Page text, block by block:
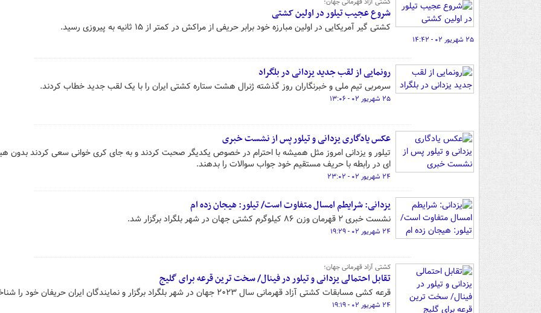
شروع عجیب تیلور در اولین کشتی
کشتی گیر آمریکایی در اولین مبارزه خود برابر حریفی از مراکش در کمتر از ۱۵ ثانیه به پیروزی رسید.
۲۵ شهریور ۰۲ - ۱۴:۴۲
رونمایی از لقب جدید یزدانی در بلگراد
سرمربی تیم ملی و خبرنگاران روز گذشته ژنرال هشت ستاره کشتی ایران را با یک لقب جدید خطاب کردند.
۲۵ شهریور ۰۲ - ۱۳:۰۶
عکس یادگاری یزدانی و تیلور پس از نشست خبری
تیلور و یزدانی امروز مثل همیشه با احترام در خصوص یکدیگر صحبت کردند و به جای کری خوانی سعی کردند بدون
ای در رابطه با حریف مستقیم خود جواب سوالات را بدهند.
۲۴ شهریور ۰۲ - ۲۳:۰۲
یزدانی: شرایطم امسال متفاوت است/ تیلور: هیجان زده ام
نشست خبری ۲ قهرمان وزن ۸۶ کیلوگرم کشتی جهان در شهر بلگراد برگزار شد.
۲۴ شهریور ۰۲ - ۱۹:۲۹
کشتی آزاد قهرمانی جهان؛
تقابل احتمالی یزدانی و تیلور در فینال/ سخت ترین قرعه برای گلیج
قرعه کشی مسابقات کشتی آزاد قهرمانی سال ۲۰۲۳ جهان در شهر بلگراد برگزار و نمایندگان ایران حریفان خود را شناختند.
۲۴ شهریور ۰۲ - ۱۹:۱۹